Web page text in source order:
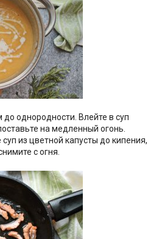
однородности. Влейте в суп
на медленный огонь.
из цветной капусты до кипения,
с огня.